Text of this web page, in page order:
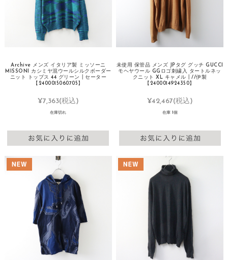
Archive メンズ イタリア製 ミッソーニ
MISSONI カシミヤ混ウールシルクボーダー
ニット トップス 44 グリーン┃セーター
【2400015060705】
¥7,363(税込)
在庫切れ
未使用 保管品 メンズ JPタグ グッチ GUCCI
モヘヤウール GGロゴ刺繍入 タートルネッ
クニット XL キャメル┃//伊製
【2400014924350】
¥42,467(税込)
在庫 1個